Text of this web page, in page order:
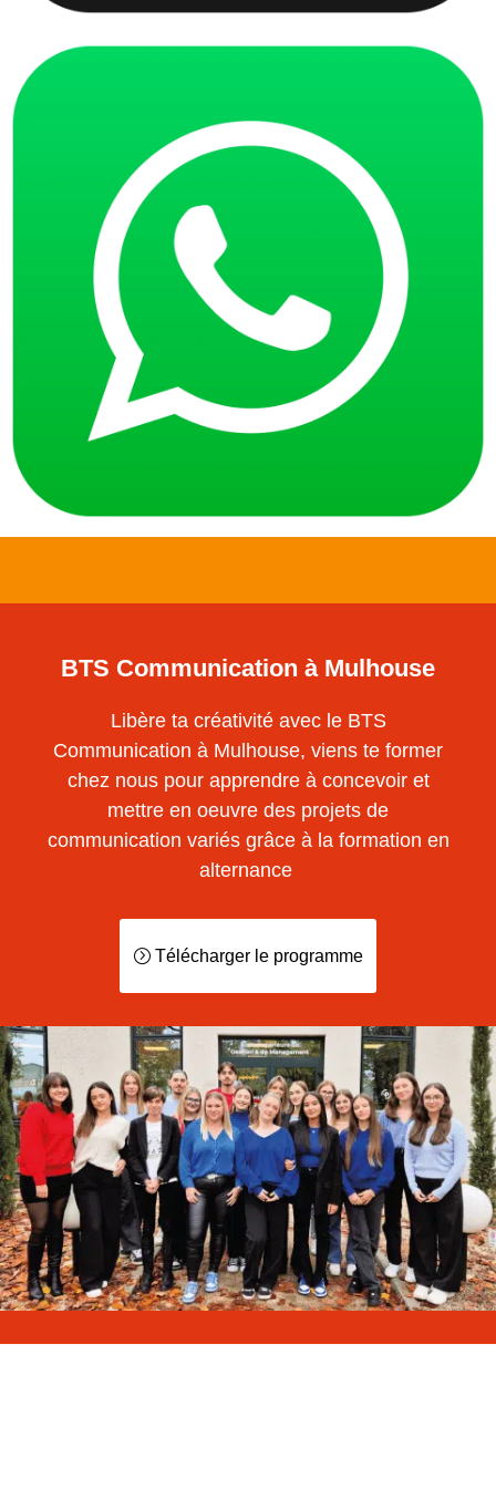
BTS Communication à Mulhouse
Libère ta créativité avec le BTS
Communication à Mulhouse, viens te former
chez nous pour apprendre à concevoir et
mettre en oeuvre des projets de
communication variés grâce à la formation en
alternance
Télécharger le programme